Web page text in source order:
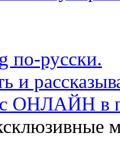
по-русски.
и
ОНЛАЙН в